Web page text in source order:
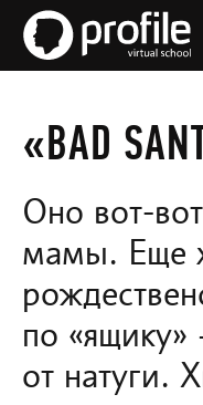
«BAD
Оно вот-
мамы. Еще
по «ящику»
от натуги.